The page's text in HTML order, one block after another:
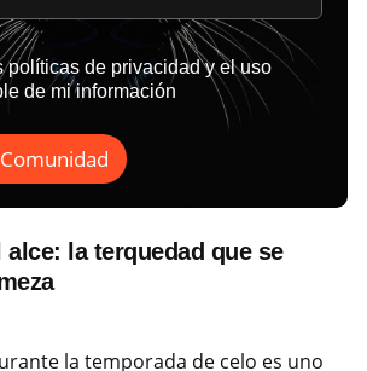
políticas de privacidady el uso
de mi información
alce: la terquedad que se
la temporada de celo es uno